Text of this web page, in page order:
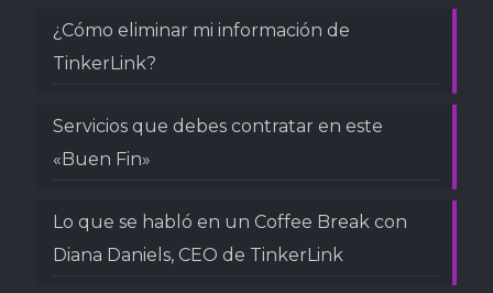
¿Cómo eliminar mi información de
TinkerLink?
Servicios que debes contratar en este
«Buen Fin»
Lo que se habló en un Coffee Break con
Diana Daniels, CEO de TinkerLink